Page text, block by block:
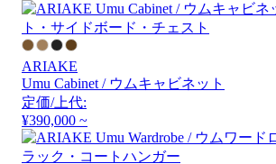
ARIAKE
Umu Cabinet / ウムキャビネット
定価/上代:
¥390,000 ~